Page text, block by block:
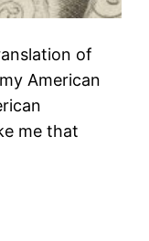
of
American
me that